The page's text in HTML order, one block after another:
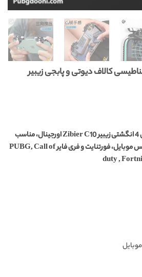
مغناطیسی کالاف دیوتی و پابجی زیبیر
دسته بازی و تریگر مغناطیسی 4 انگشتی زیبیر Zibier C10 اورجینال، مناسب
برای پابجی، کالاف دیوتی، اپکس موبایل، فورتنایت و فری فایر PUBG, Call of
duty ,